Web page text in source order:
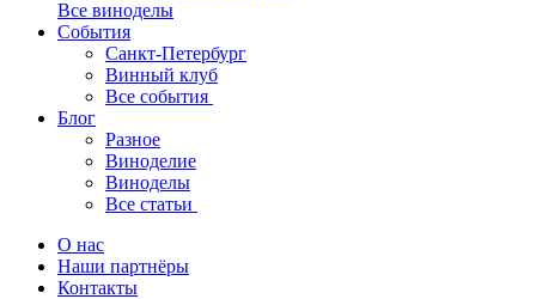
Все виноделы
События
Санкт-Петербург
Винный клуб
Все события
Блог
Разное
Виноделие
Виноделы
Все статьи
О нас
Наши партнёры
Контакты